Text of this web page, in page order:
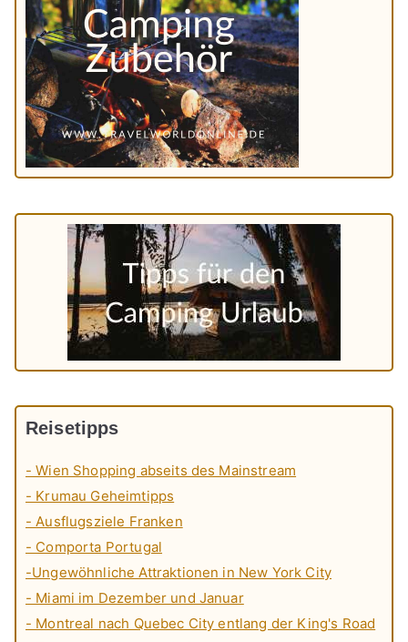
Reisetipps
- Wien Shopping abseits des Mainstream
- Krumau Geheimtipps
- Ausflugsziele Franken
- Comporta Portugal
-Ungewöhnliche Attraktionen in New York City
- Miami im Dezember und Januar
- Montreal nach Quebec City entlang der King's Road